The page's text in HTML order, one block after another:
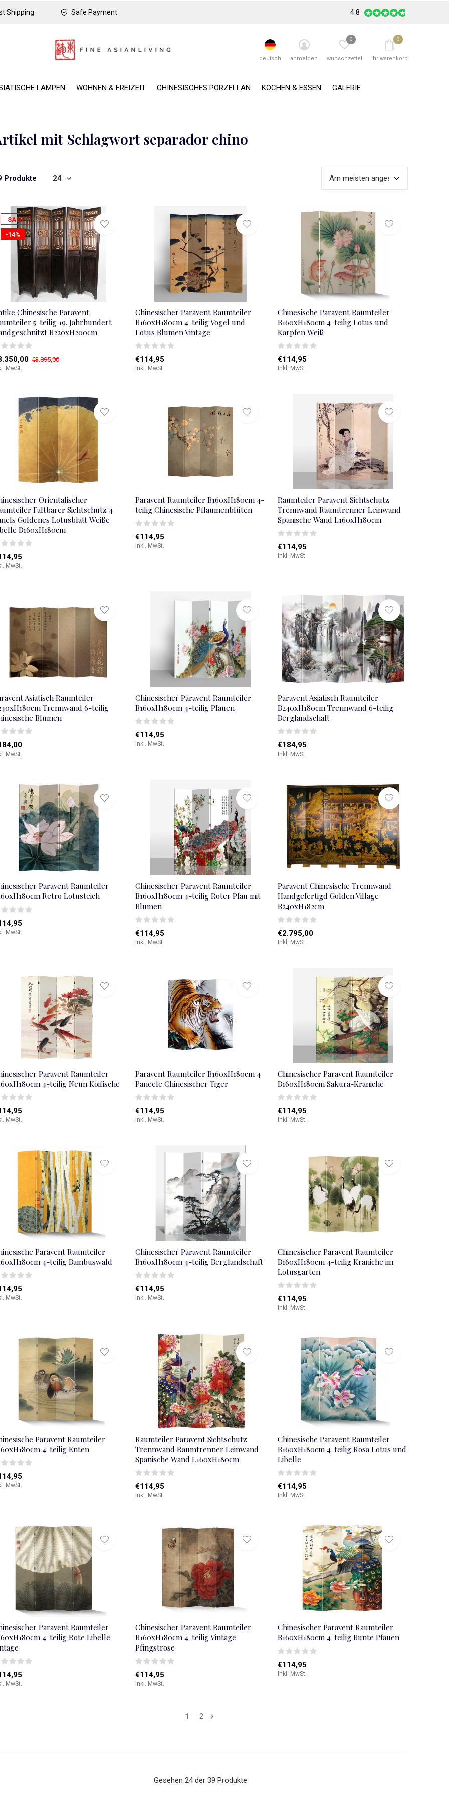
LAMPEN WOHNEN & FREIZEIT CHINESISCHES PORZELLAN KOCHEN & ESSEN GALERIE
deutsch anmelden wunschzettel
0
ihr warenkorb
0
Shipping Safe Payment 4.8
mit Schlagwort separador chino
Produkte
SALE
-14%
Chinesische Paravent
5-teilig 19. Jahrhundert
B220xH200cm
€3.895,00
MwSt.
Chinesischer Paravent Raumteiler
B160xH180cm 4-teilig Vogel und
Lotus Blumen Vintage
€114,95
Inkl. MwSt.
Chinesische Paravent Raumteiler
B160xH180cm 4-teilig Lotus und
Karpfen Weiß
€114,95
Inkl. MwSt.
Orientalischer
Faltbarer Sichtschutz 4
Goldenes Lotusblatt Weiße
B160xH180cm
MwSt.
Paravent Raumteiler B160xH180cm 4-
teilig Chinesische Pflaumenblüten
€114,95
Inkl. MwSt.
Raumteiler Paravent Sichtschutz
Trennwand Raumtrenner Leinwand
Spanische Wand L160xH180cm
€114,95
Inkl. MwSt.
Asiatisch Raumteiler
Trennwand 6-teilig
Blumen
MwSt.
Chinesischer Paravent Raumteiler
B160xH180cm 4-teilig Pfauen
€114,95
Inkl. MwSt.
Paravent Asiatisch Raumteiler
B240xH180cm Trennwand 6-teilig
Berglandschaft
€184,95
Inkl. MwSt.
Paravent Raumteiler
Retro Lotusteich
MwSt.
Chinesischer Paravent Raumteiler
B160xH180cm 4-teilig Roter Pfau mit
Blumen
€114,95
Inkl. MwSt.
Paravent Chinesische Trennwand
Handgefertigd Golden Village
B240xH182cm
€2.795,00
Inkl. MwSt.
Paravent Raumteiler
4-teilig Neun Koifische
MwSt.
Paravent Raumteiler B160xH180cm 4
Paneele Chinesischer Tiger
€114,95
Inkl. MwSt.
Chinesischer Paravent Raumteiler
B160xH180cm Sakura-Kraniche
€114,95
Inkl. MwSt.
Paravent Raumteiler
4-teilig Bambuswald
MwSt.
Chinesischer Paravent Raumteiler
B160xH180cm 4-teilig Berglandschaft
€114,95
Inkl. MwSt.
Chinesischer Paravent Raumteiler
B160xH180cm 4-teilig Kraniche im
Lotusgarten
€114,95
Inkl. MwSt.
Paravent Raumteiler
4-teilig Enten
MwSt.
Raumteiler Paravent Sichtschutz
Trennwand Raumtrenner Leinwand
Spanische Wand L160xH180cm
€114,95
Inkl. MwSt.
Chinesische Paravent Raumteiler
B160xH180cm 4-teilig Rosa Lotus und
Libelle
€114,95
Inkl. MwSt.
Paravent Raumteiler
4-teilig Rote Libelle
MwSt.
Chinesischer Paravent Raumteiler
B160xH180cm 4-teilig Vintage
Pfingstrose
€114,95
Inkl. MwSt.
Chinesischer Paravent Raumteiler
B160xH180cm 4-teilig Bunte Pfauen
€114,95
Inkl. MwSt.
1 2
Gesehen 24 der 39 Produkte